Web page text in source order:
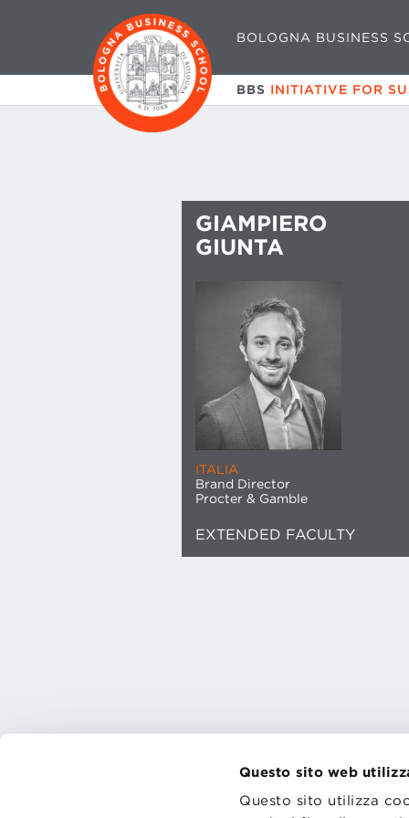
Questo sito web
Questo sito utilizza
BOLOGNA BUSINESS
BBS INITIATIVE FOR
GIAMPIERO
GIUNTA
ITALIA
Brand Director
Procter & Gamble
EXTENDED FACULTY